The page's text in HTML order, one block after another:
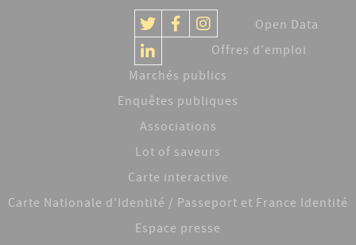
Open Data
Offres d'emploi
Marchés publics
Enquêtes publiques
Associations
Lot of saveurs
Carte interactive
Carte Nationale d'Identité / Passeport et France Identité
Espace presse